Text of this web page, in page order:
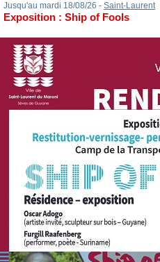
Jusqu'au mardi 18/08/26 - Saint-Laurent
Exposition : Ship of Fools